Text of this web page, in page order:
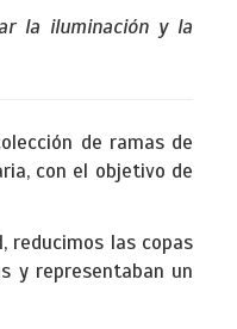
la iluminación y la
de ramas de
con el objetivo de
reducimos las copas
y representaban un